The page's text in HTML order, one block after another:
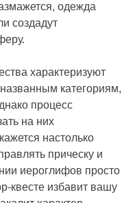
одежда
создадут
характеризуют
категориям,
процесс
на них
настолько
прическу и
иероглифов просто
квесте избавит вашу